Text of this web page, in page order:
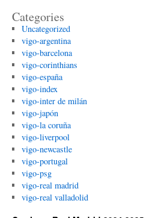
Categories
Uncategorized
vigo-argentina
vigo-barcelona
vigo-corinthians
vigo-españa
vigo-index
vigo-inter de milán
vigo-japón
vigo-la coruña
vigo-liverpool
vigo-newcastle
vigo-portugal
vigo-psg
vigo-real madrid
vigo-real valladolid